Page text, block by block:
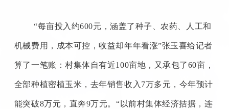
“每亩投入约600元，涵盖了种子、农药、人工和
机械费用，成本可控，收益却年年看涨”张玉喜给记者
算了一笔账：村集体自有近100亩地，又承包了60亩，
全部种植密植玉米，去年销售收入 7万多元，今年预计
能突破8万元，直奔9万元。“以前村集体经济拮据，连